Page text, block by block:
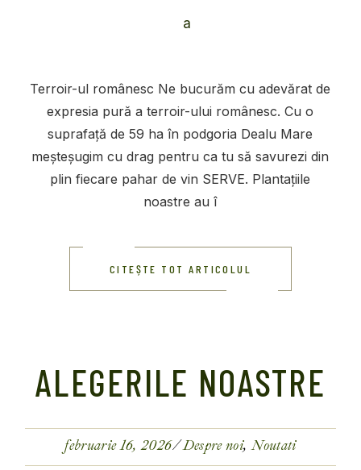
Terroir-ul românesc Ne bucurăm cu adevărat de
expresia pură a terroir-ului românesc. Cu o
suprafață de 59 ha în podgoria Dealu Mare
meșteșugim cu drag pentru ca tu să savurezi din
plin fiecare pahar de vin SERVE. Plantațiile
noastre au î
CITEȘTE TOT ARTICOLUL
ALEGERILE NOASTRE
februarie 16, 2026 Despre noi Noutati